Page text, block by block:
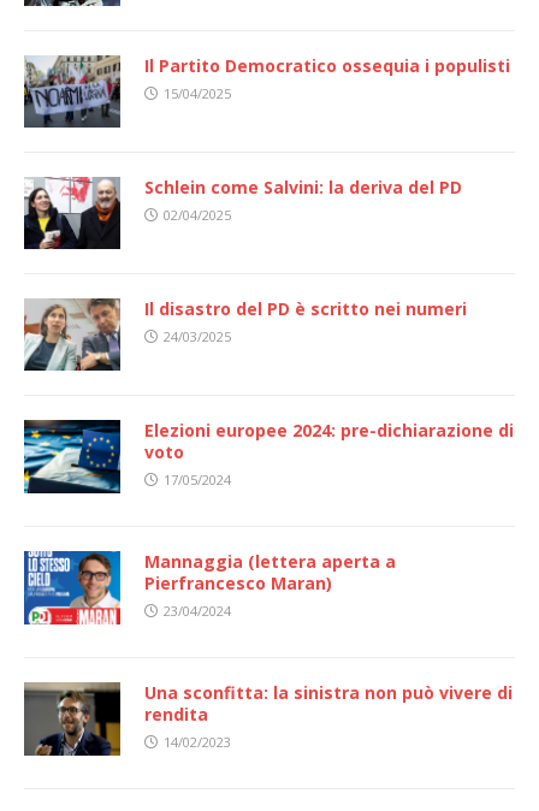
Il Partito Democratico ossequia i populisti
15/04/2025
Schlein come Salvini: la deriva del PD
02/04/2025
Il disastro del PD è scritto nei numeri
24/03/2025
Elezioni europee 2024: pre-dichiarazione di
voto
17/05/2024
Mannaggia (lettera aperta a
Pierfrancesco Maran)
23/04/2024
Una sconfitta: la sinistra non può vivere di
rendita
14/02/2023